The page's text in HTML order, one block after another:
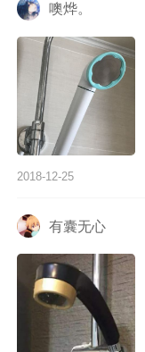
噢烨。
2018-12-25
有囊无心